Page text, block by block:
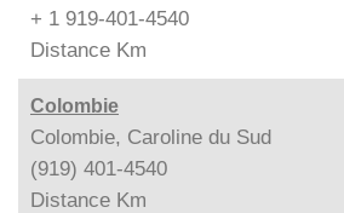
+ 1 919-401-4540
Distance Km
Colombie
Colombie, Caroline du Sud
(919) 401-4540
Distance Km